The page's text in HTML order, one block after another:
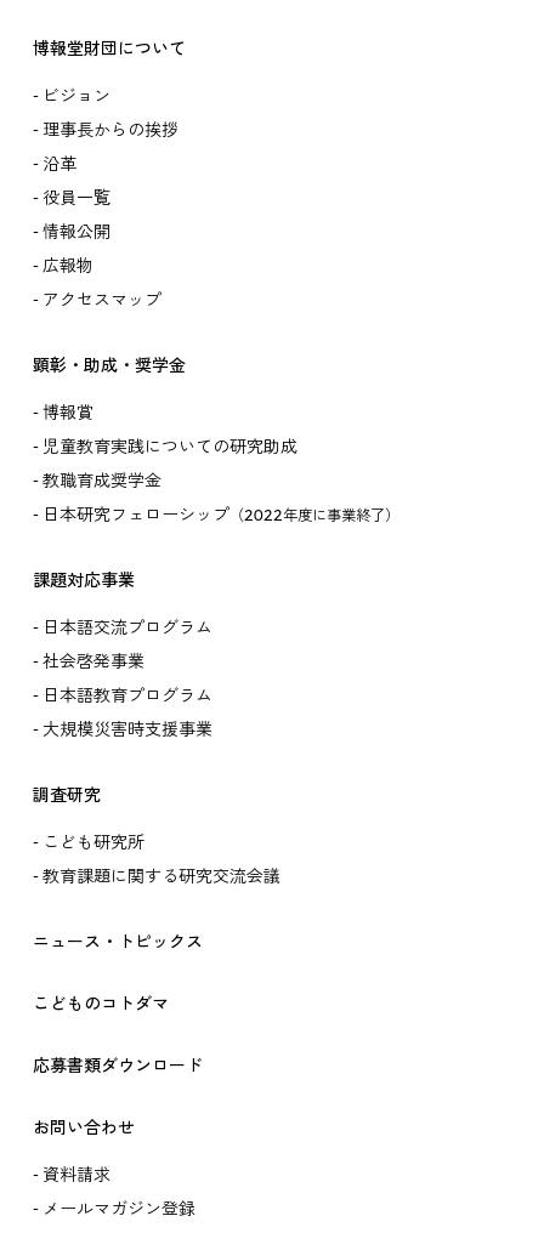
博報堂財団について
ビジョン
理事長からの挨拶
沿革
役員一覧
情報公開
広報物
アクセスマップ
顕彰・助成・奨学金
博報賞
児童教育実践についての研究助成
教職育成奨学金
日本研究フェローシップ（2022年度に事業終了）
課題対応事業
日本語交流プログラム
社会啓発事業
日本語教育プログラム
大規模災害時支援事業
調査研究
こども研究所
教育課題に関する研究交流会議
ニュース・トピックス
こどものコトダマ
応募書類ダウンロード
お問い合わせ
資料請求
メールマガジン登録